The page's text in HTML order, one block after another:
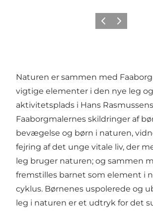
ForrigeNæste
Naturen er sammen med
vigtige elementer i den nye leg og
aktivitetsplads i Hans
Faaborgmalernes skildringer af
bevægelse og børn i naturen,
fejring af det unge vitale liv, der
leg bruger naturen; og sammen
fremstilles barnet som element i
cyklus. Børnenes uspolerede og
leg i naturen er et udtryk for det